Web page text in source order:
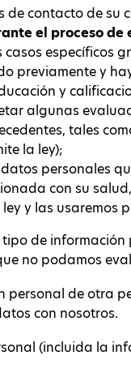
de contacto de su
el proceso de
específicos
previamente y
y
algunas
tales
la ley);
personales
con su
y las usaremos
de
no podamos
personal de otra
con nosotros.
(incluida la